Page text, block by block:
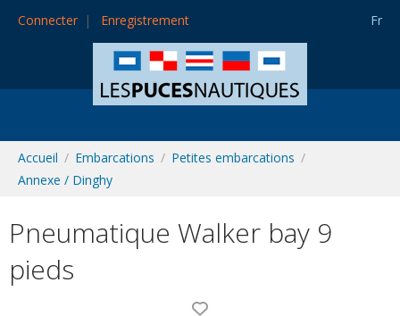
Connecter Enregistrement Fr
Accueil Embarcations
Petites embarcations
Annexe / Dinghy
Pneumatique Walker bay 9
pieds